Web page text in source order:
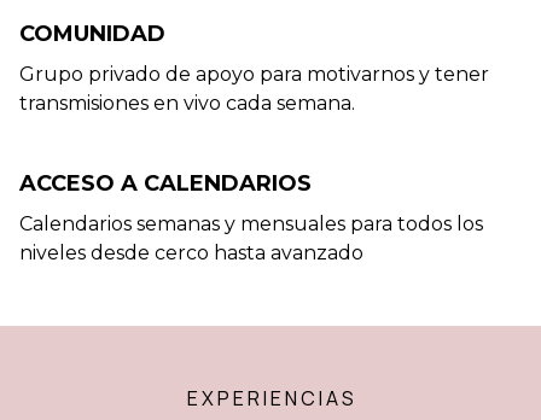
COMUNIDAD
Grupo privado de apoyo para motivarnos y tener
transmisiones en vivo cada semana.
ACCESO A CALENDARIOS
Calendarios semanas y mensuales para todos los
niveles desde cerco hasta avanzado
E X P E R I E N C I A S